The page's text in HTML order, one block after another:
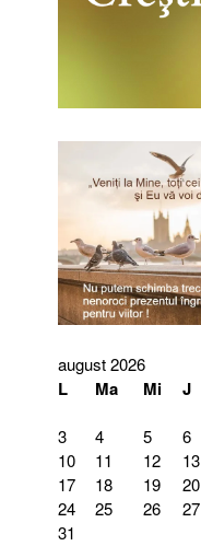
august 2026
L Ma Mi J
3
4 5 6
10
11 12 13
17
18 19 20
24
25 26 27
31